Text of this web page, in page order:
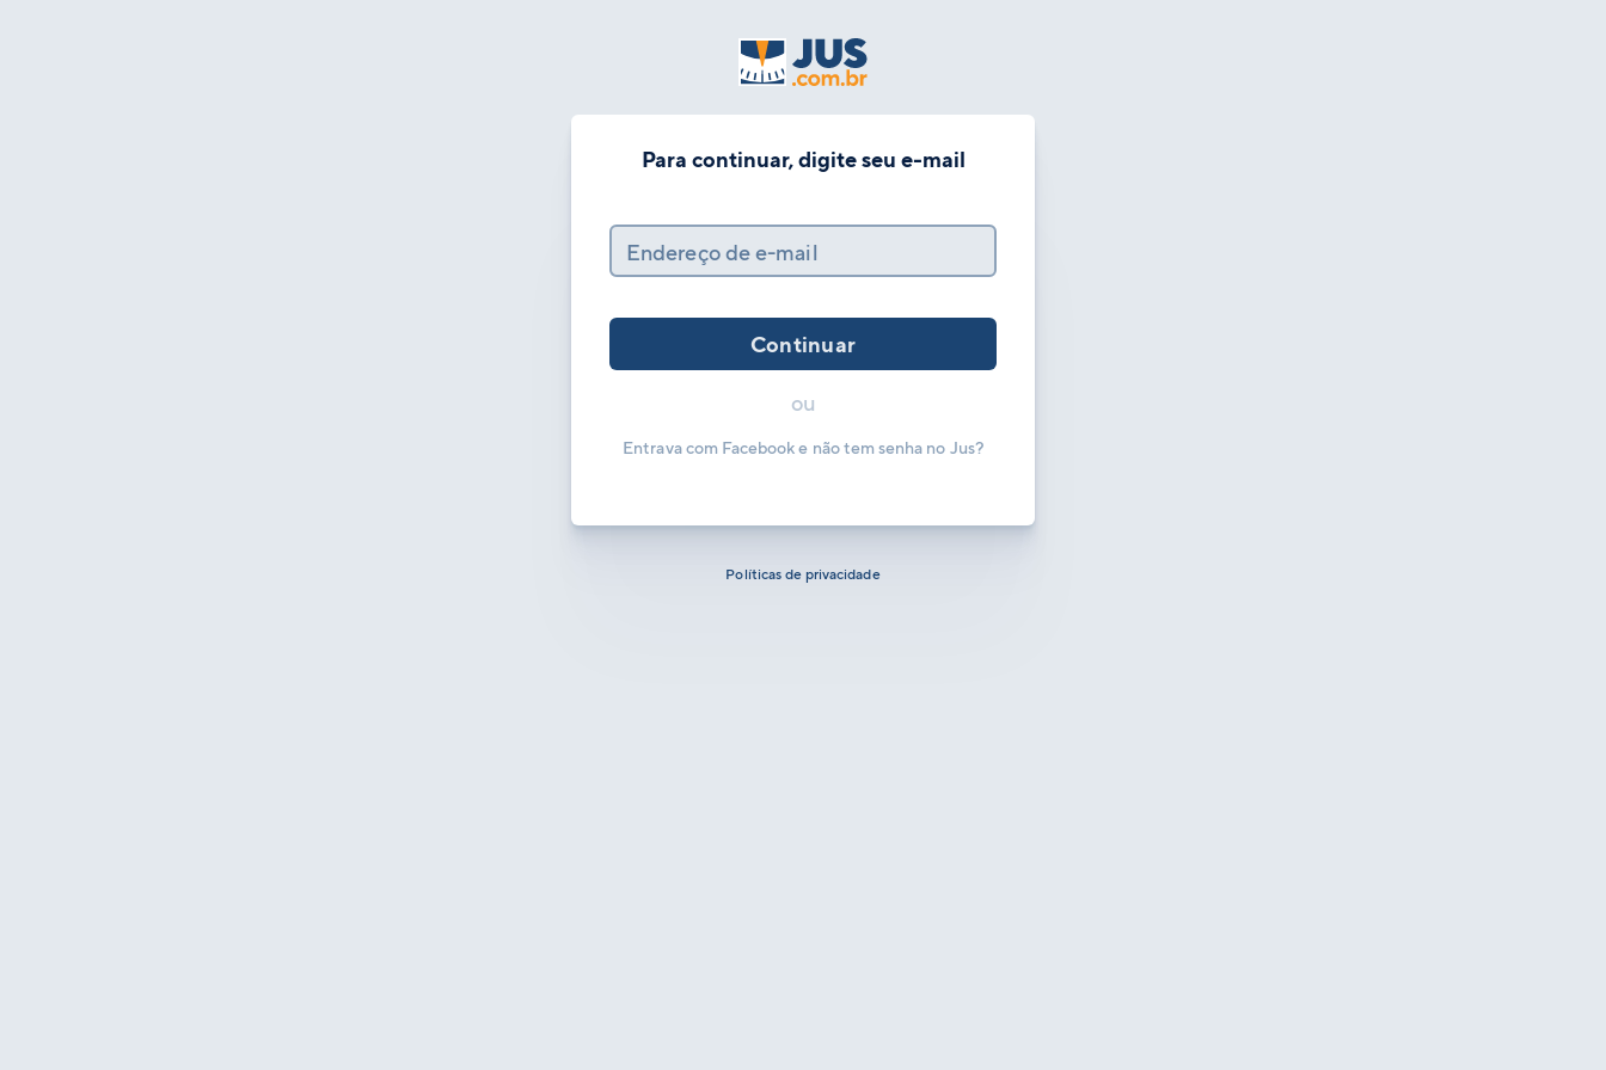
Para continuar, digite seu e-mail
Endereço de e-mail
Continuar
ou
Entrava com Facebook e não tem senha no Jus?
Políticas de privacidade